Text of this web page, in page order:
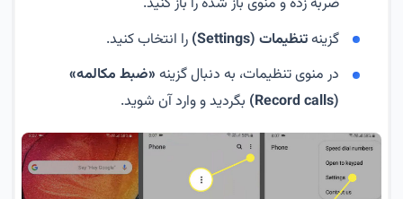
گزینهتنظیمات (Settings)
را انتخاب کنید.
در منوی تنظیمات، به دنبال گزینه «ضبط مکالمه»
(Record calls)
بگردید و وارد آن شوید.